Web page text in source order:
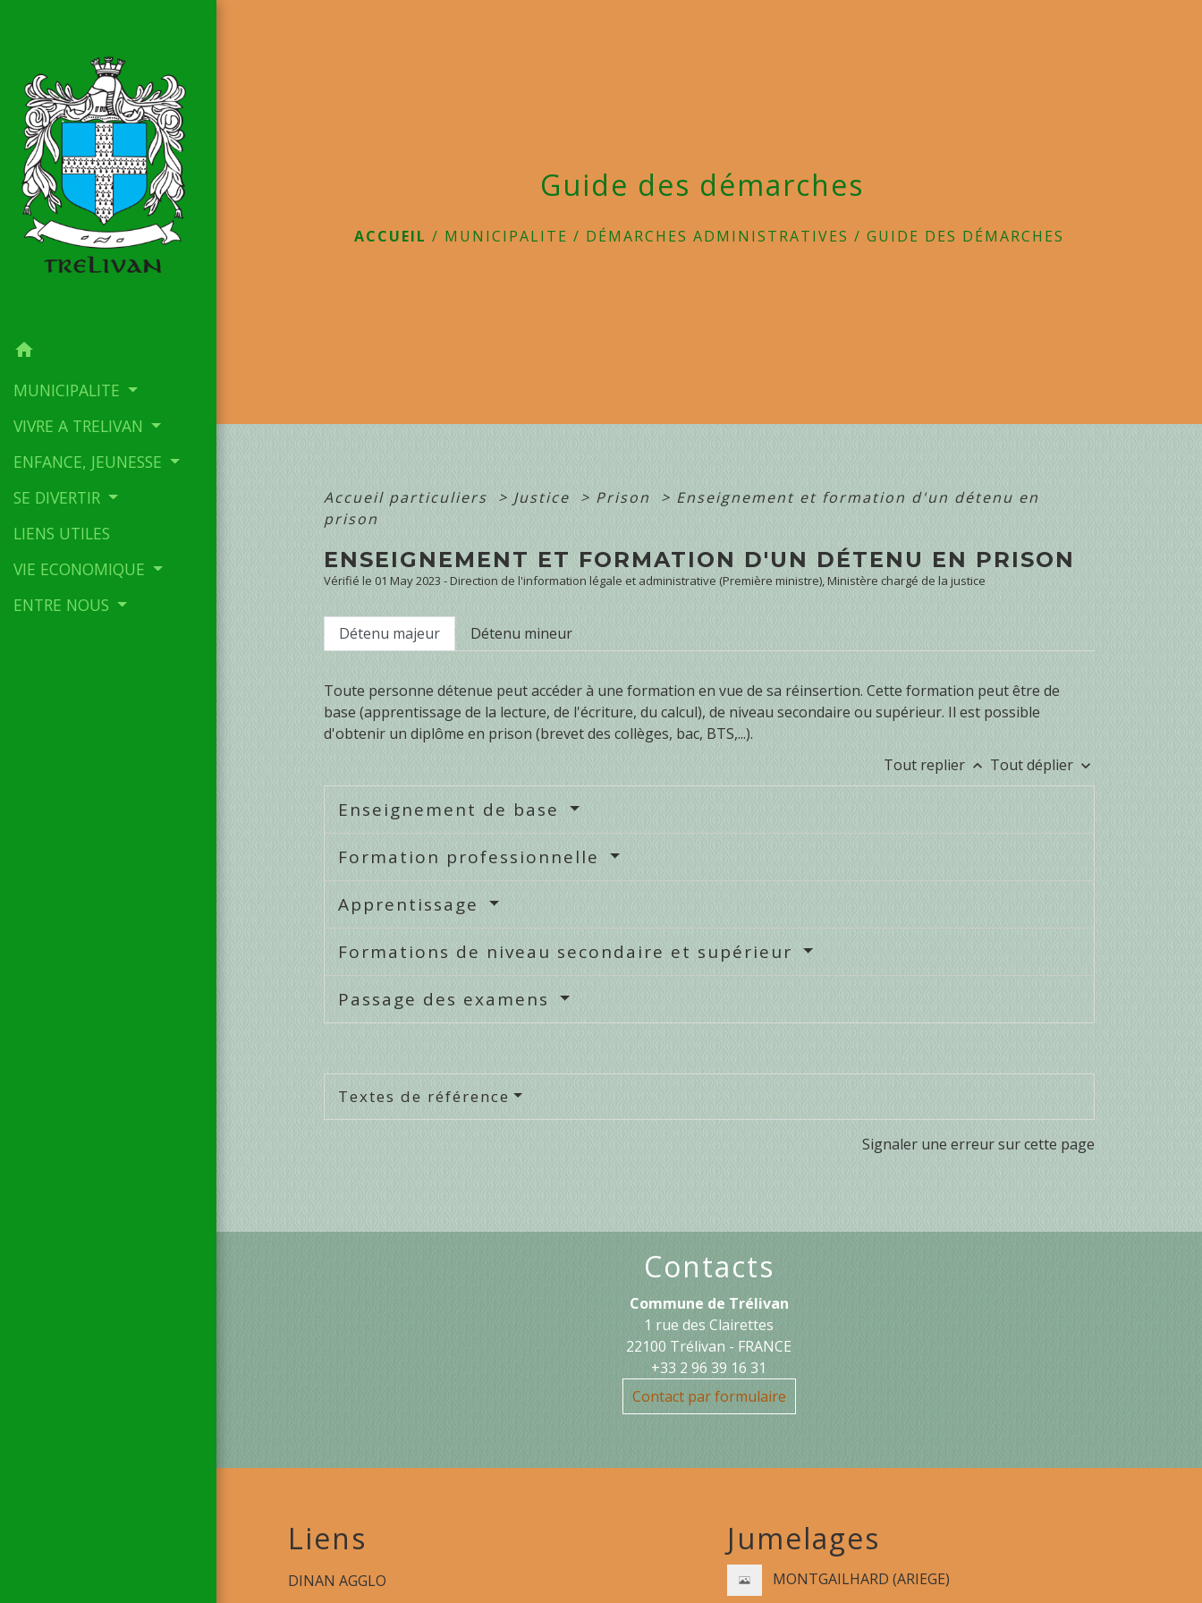
home
MUNICIPALITE
VIVRE A TRELIVAN
ENFANCE, JEUNESSE
SE DIVERTIR
LIENS UTILES
VIE ECONOMIQUE
ENTRE NOUS
Guide des démarches
ACCUEIL / MUNICIPALITE / DÉMARCHES ADMINISTRATIVES / GUIDE DES DÉMARCHES
Accueil particuliers > Justice > Prison > Enseignement et formation d'un détenu en
prison
ENSEIGNEMENT ET FORMATION D'UN DÉTENU EN PRISON
Vérifié le 01 May 2023 - Direction de l'information légale et administrative (Première ministre), Ministère chargé de la justice
Détenu majeur Détenu mineur
Toute personne détenue peut accéder à une formation en vue de sa réinsertion. Cette formation peut être de
base (apprentissage de la lecture, de l'écriture, du calcul), de niveau secondaire ou supérieur. Il est possible
d'obtenir un diplôme en prison (brevet des collèges, bac, BTS,...).
Tout replier keyboard_arrow_up Tout déplier keyboard_arrow_down
Enseignement de base
Formation professionnelle
Apprentissage
Formations de niveau secondaire et supérieur
Passage des examens
Textes de référence
Signaler une erreur sur cette page
Contacts
Commune de Trélivan
1 rue des Clairettes
22100 Trélivan - FRANCE
+33 2 96 39 16 31
Contact par formulaire
Liens
DINAN AGGLO
Jumelages
MONTGAILHARD (ARIEGE)